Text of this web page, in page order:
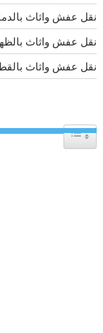
نقل عفش واثاث
نقل عفش واثاث
نقل عفش واثاث
Toggle